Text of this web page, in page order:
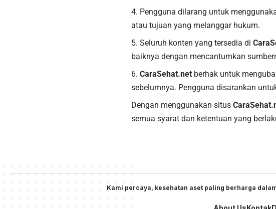
Pengguna dilarang untuk
atau tujuan yang melanggar hukum.
Seluruh konten yang tersedia di
baiknya dengan mencantumkan
CaraSehat.net berhak untuk
sebelumnya. Pengguna disarankan
Dengan menggunakan situs
semua syarat dan ketentuan yang
Kami percaya, kesehatan aset paling berharga